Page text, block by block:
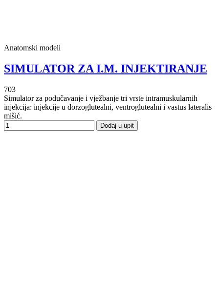
Anatomski modeli
SIMULATOR ZA I.M. INJEKTIRANJE
703
Simulator za podučavanje i vježbanje tri vrste intramuskularnih
injekcija: injekcije u dorzoglutealni, ventroglutealni i vastus lateralis
mišić.
Dodaj u upit